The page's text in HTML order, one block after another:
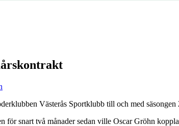
Västerås Sportklubb till och med säsongen
snart två månader sedan ville Oscar Gröhn